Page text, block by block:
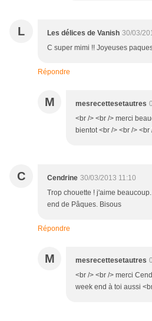
L Les délices de Vanish 30/03/
C super mimi !! Joyeuses
Répondre
M mesrecettesetautres
<br /> <br /> merci
bientot <br /> <br /> <br
C Cendrine 30/03/2013 11:10
Trop chouette ! j'aime
end de Pâques. Bisous
Répondre
M mesrecettesetautres
<br /> <br /> merci
week end à toi aussi